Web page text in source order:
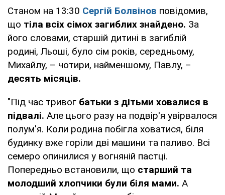
Станом на 13:30 Сергій Болвінов повідомив,
що тіла всіх сімох загиблих знайдено. За
його словами, старшій дитині в загиблій
родині, Льоші, було сім років, середньому,
Михайлу, – чотири, найменшому, Павлу, –
десять місяців.
"Під час тривог батьки з дітьми ховалися в
підвалі. Але цього разу на подвір'я увірвалося
полум'я. Коли родина побігла ховатися, біля
будинку вже горіли дві машини та паливо. Всі
семеро опинилися у вогняній пастці.
Попередньо встановили, що старший та
молодший хлопчики були біля мами. А